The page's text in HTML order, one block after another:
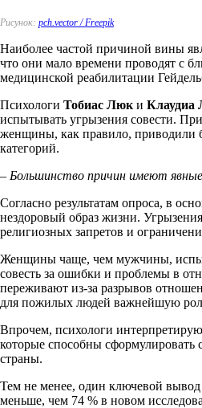
Рисунок: pch.vector / Freepik
Наиболее частой причиной вины
что они мало времени проводят с
медицинской реабилитации
Психологи Тобиас Люк и Клаудиа
испытывать угрызения совести.
женщины, как правило, приводили
категорий.
– Большинство причин имеют
Согласно результатам опроса, в
нездоровый образ жизни.
религиозных запретов и
Женщины чаще, чем мужчины,
совесть за ошибки и проблемы в
переживают из-за разрывов
для пожилых людей важнейшую
Впрочем, психологи
которые способны сформулировать
страны.
Тем не менее, один ключевой вывод
меньше, чем 74 % в новом